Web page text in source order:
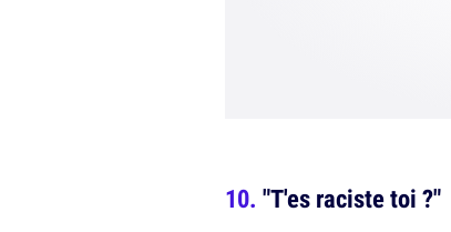
"T'es raciste toi ?"